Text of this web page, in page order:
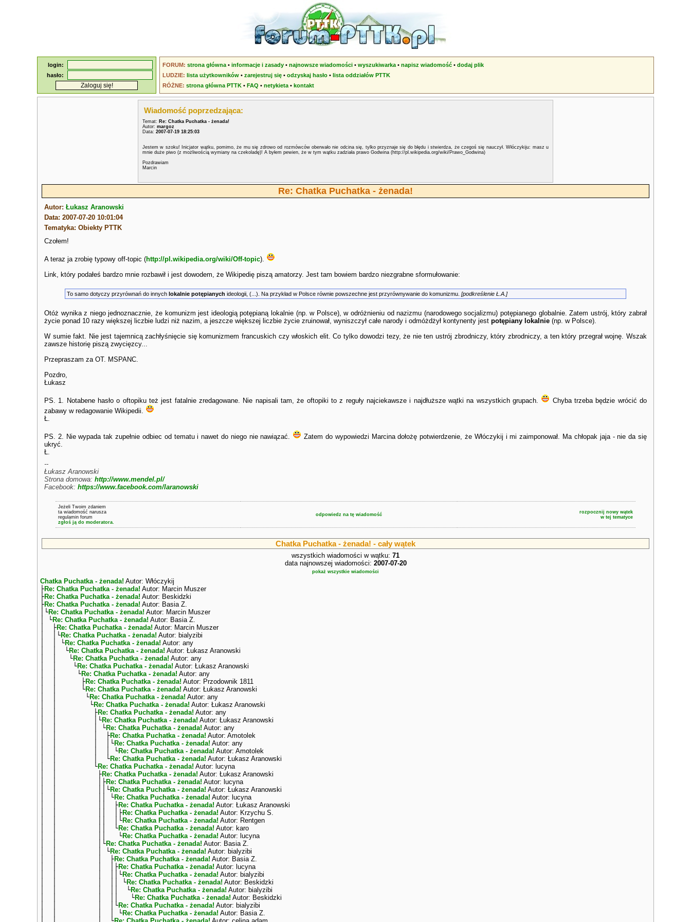
login:
hasło:
FORUM: strona główna • informacje i zasady • najnowsze wiadomości • wyszukiwarka • napisz wiadomość • dodaj plik
LUDZIE: lista użytkowników • zarejestruj się • odzyskaj hasło • lista oddziałów PTTK
RÓŻNE: strona główna PTTK • FAQ • netykieta • kontakt
Wiadomość poprzedzająca:
Temat: Re: Chatka Puchatka - żenada!
Autor: margoz
Data: 2007-07-19 18:25:03
Jestem w szoku! Inicjator wątku, pomimo, że mu się zdrowo od rozmówców oberwało nie odcina się, tylko przyznaje się do błędu i stwierdza, że czegoś się nauczył. Włóczykiju: masz u
mnie duże piwo (z możliwością wymiany na czekoladę)! A byłem pewien, że w tym wątku zadziała prawo Godwina (http://pl.wikipedia.org/wiki/Prawo_Godwina)
Pozdrawiam
Marcin
Re: Chatka Puchatka - żenada!
Autor: Łukasz Aranowski
Data: 2007-07-20 10:01:04
Tematyka: Obiekty PTTK
Czołem!
A teraz ja zrobię typowy off-topic (http://pl.wikipedia.org/wiki/Off-topic).
Link, który podałeś bardzo mnie rozbawił i jest dowodem, że Wikipedię piszą amatorzy. Jest tam bowiem bardzo niezgrabne sformułowanie:
To samo dotyczy przyrównań do innych lokalnie potępianych ideologii, (...). Na przykład w Polsce równie powszechne jest przyrównywanie do komunizmu. [podkreślenie Ł.A.]
Otóż wynika z niego jednoznacznie, że komunizm jest ideologią potępianą lokalnie (np. w Polsce), w odróżnieniu od nazizmu (narodowego socjalizmu) potępianego globalnie. Zatem ustrój, który zabrał
życie ponad 10 razy większej liczbie ludzi niż nazim, a jeszcze większej liczbie życie zruinował, wyniszczył całe narody i odmóżdżył kontynenty jest potępiany lokalnie (np. w Polsce).
W sumie fakt. Nie jest tajemnicą zachłyśnięcie się komunizmem francuskich czy włoskich elit. Co tylko dowodzi tezy, że nie ten ustrój zbrodniczy, który zbrodniczy, a ten który przegrał wojnę. Wszak
zawsze historię piszą zwycięzcy...
Przepraszam za OT. MSPANC.
Pozdro,
Łukasz
PS. 1. Notabene hasło o oftopiku też jest fatalnie zredagowane. Nie napisali tam, że oftopiki to z reguły najciekawsze i najdłuższe wątki na wszystkich grupach.
Chyba trzeba będzie wrócić do
zabawy w redagowanie Wikipedii.
Ł.
PS. 2. Nie wypada tak zupełnie odbiec od tematu i nawet do niego nie nawiązać.
Zatem do wypowiedzi Marcina dołożę potwierdzenie, że Włóczykij i mi zaimponował. Ma chłopak jaja - nie da się
ukryć.
Ł.
--
Łukasz Aranowski
Strona domowa: http://www.mendel.pl/
Facebook: https://www.facebook.com/laranowski
Jeżeli Twoim zdaniem
ta wiadomość narusza
regulamin forum
zgłoś ją do moderatora.
odpowiedz na tę wiadomość
rozpocznij nowy wątek
w tej tematyce
Chatka Puchatka - żenada! - cały wątek
wszystkich wiadomości w wątku: 71
data najnowszej wiadomości: 2007-07-20
pokaż wszystkie wiadomości
Chatka Puchatka - żenada! Autor: Włóczykij
├Re: Chatka Puchatka - żenada! Autor: Marcin Muszer
├Re: Chatka Puchatka - żenada! Autor: Beskidzki
├Re: Chatka Puchatka - żenada! Autor: Basia Z.
│└Re: Chatka Puchatka - żenada! Autor: Marcin Muszer
│ └Re: Chatka Puchatka - żenada! Autor: Basia Z.
│ ├Re: Chatka Puchatka - żenada! Autor: Marcin Muszer
│ │└Re: Chatka Puchatka - żenada! Autor: bialyzibi
│ │ └Re: Chatka Puchatka - żenada! Autor: any
│ │ └Re: Chatka Puchatka - żenada! Autor: Łukasz Aranowski
│ │ └Re: Chatka Puchatka - żenada! Autor: any
│ │ └Re: Chatka Puchatka - żenada! Autor: Łukasz Aranowski
│ │ └Re: Chatka Puchatka - żenada! Autor: any
│ │ ├Re: Chatka Puchatka - żenada! Autor: Przodownik 1811
│ │ └Re: Chatka Puchatka - żenada! Autor: Łukasz Aranowski
│ │ └Re: Chatka Puchatka - żenada! Autor: any
│ │ └Re: Chatka Puchatka - żenada! Autor: Łukasz Aranowski
│ │ ├Re: Chatka Puchatka - żenada! Autor: any
│ │ │└Re: Chatka Puchatka - żenada! Autor: Łukasz Aranowski
│ │ │ └Re: Chatka Puchatka - żenada! Autor: any
│ │ │ ├Re: Chatka Puchatka - żenada! Autor: Amotolek
│ │ │ │└Re: Chatka Puchatka - żenada! Autor: any
│ │ │ │ └Re: Chatka Puchatka - żenada! Autor: Amotolek
│ │ │ └Re: Chatka Puchatka - żenada! Autor: Łukasz Aranowski
│ │ └Re: Chatka Puchatka - żenada! Autor: lucyna
│ │ ├Re: Chatka Puchatka - żenada! Autor: Łukasz Aranowski
│ │ │├Re: Chatka Puchatka - żenada! Autor: lucyna
│ │ ││└Re: Chatka Puchatka - żenada! Autor: Łukasz Aranowski
│ │ ││ └Re: Chatka Puchatka - żenada! Autor: lucyna
│ │ ││ ├Re: Chatka Puchatka - żenada! Autor: Łukasz Aranowski
│ │ ││ │├Re: Chatka Puchatka - żenada! Autor: Krzychu S.
│ │ ││ │└Re: Chatka Puchatka - żenada! Autor: Rentgen
│ │ ││ └Re: Chatka Puchatka - żenada! Autor: karo
│ │ ││ └Re: Chatka Puchatka - żenada! Autor: lucyna
│ │ │└Re: Chatka Puchatka - żenada! Autor: Basia Z.
│ │ │ └Re: Chatka Puchatka - żenada! Autor: bialyzibi
│ │ │ ├Re: Chatka Puchatka - żenada! Autor: Basia Z.
│ │ │ │├Re: Chatka Puchatka - żenada! Autor: lucyna
│ │ │ ││└Re: Chatka Puchatka - żenada! Autor: bialyzibi
│ │ │ ││ └Re: Chatka Puchatka - żenada! Autor: Beskidzki
│ │ │ ││ └Re: Chatka Puchatka - żenada! Autor: bialyzibi
│ │ │ ││ └Re: Chatka Puchatka - żenada! Autor: Beskidzki
│ │ │ │└Re: Chatka Puchatka - żenada! Autor: bialyzibi
│ │ │ │ └Re: Chatka Puchatka - żenada! Autor: Basia Z.